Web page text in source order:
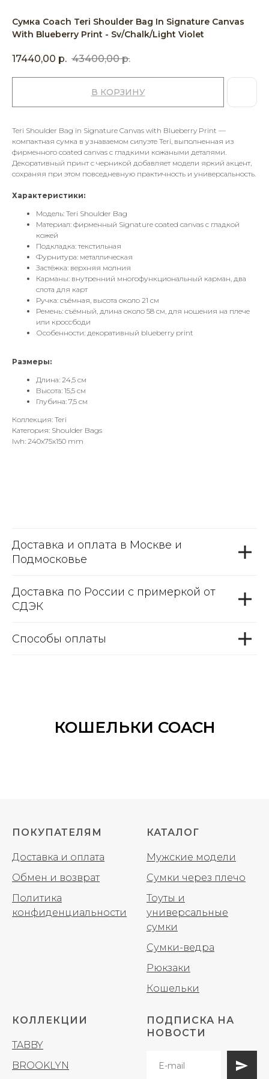
Сумка Coach Teri Shoulder Bag In Signature Canvas
With Blueberry Print - Sv/Chalk/Light Violet
17440,00 р. 43400,00 р.
В КОРЗИНУ
Teri Shoulder Bag in Signature Canvas with Blueberry Print —
компактная сумка в узнаваемом силуэте Teri, выполненная из
фирменного coated canvas с гладкими кожаными деталями.
Декоративный принт с черникой добавляет модели яркий акцент,
сохраняя при этом повседневную практичность и универсальность.
Характеристики:
Модель: Teri Shoulder Bag
Материал: фирменный Signature coated canvas с гладкой
кожей
Подкладка: текстильная
Фурнитура: металлическая
Застёжка: верхняя молния
Карманы: внутренний многофункциональный карман, два
слота для карт
Ручка: съёмная, высота около 21 см
Ремень: съёмный, длина около 58 см, для ношения на плече
или кроссбоди
Особенности: декоративный blueberry print
Размеры:
Длина: 24,5 см
Высота: 15,5 см
Глубина: 7,5 см
Коллекция: Teri
Категория: Shoulder Bags
lwh: 240x75x150 mm
Доставка и оплата в Москве и
Подмосковье
Доставка по России с примеркой от
СДЭК
Способы оплаты
КОШЕЛЬКИ COACH
ПОКУПАТЕЛЯМ
Доставка и оплата
Обмен и возврат
Политика
конфиденциальности
КАТАЛОГ
Мужские модели
Сумки через плечо
Тоуты и
универсальные
сумки
Сумки-ведра
Рюкзаки
Кошельки
КОЛЛЕКЦИИ
TABBY
BROOKLYN
ПОДПИСКА НА
НОВОСТИ